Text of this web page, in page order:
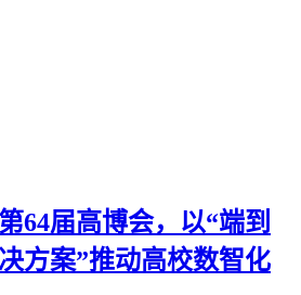
64届高博会，以“端到
方案”推动高校数智化